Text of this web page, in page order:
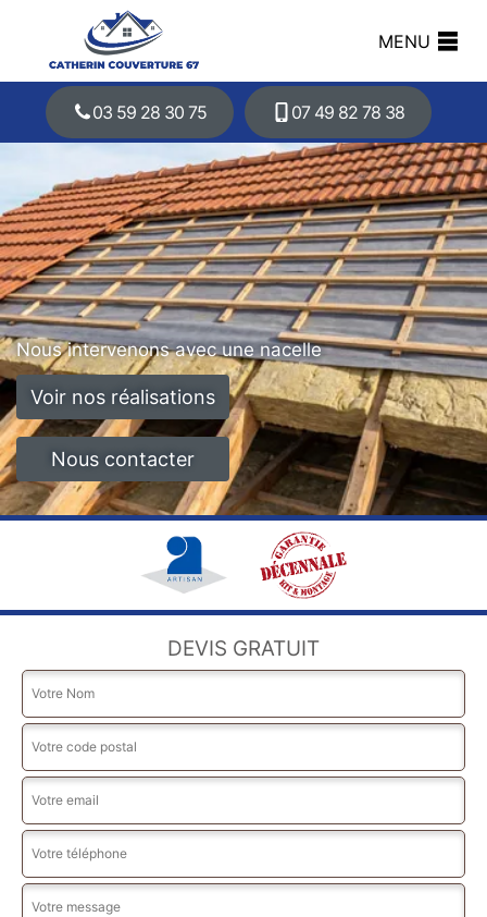
MENU
03 59 28 30 75 07 49 82 78 38
Nous intervenons avec une nacelle
Voir nos réalisations
Nous contacter
DEVIS GRATUIT